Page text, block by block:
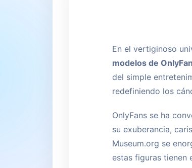
En el vertiginoso
modelos de
del simple
redefiniendo los
OnlyFans se ha
su exuberancia,
Museum.org se
estas figuras tienen